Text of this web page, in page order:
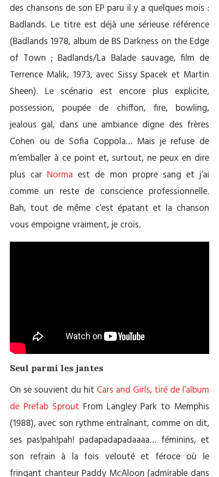
des chansons de son EP paru il y a quelques mois :
Badlands. Le titre est déjà une sérieuse référence
(Badlands 1978, album de BS Darkness on the Edge
of Town ; Badlands/La Balade sauvage, film de
Terrence Malik, 1973, avec Sissy Spacek et Martin
Sheen). Le scénario est encore plus explicite,
possession, poupée de chiffon, fire, bowling,
jealous gal, dans une ambiance digne des frères
Cohen ou de Sofia Coppola… Mais je refuse de
m’emballer à ce point et, surtout, ne peux en dire
plus car Norma est de mon propre sang et j’ai
comme un reste de conscience professionnelle.
Bah, tout de même c’est épatant et la chanson
vous empoigne vraiment, je crois.
Seul parmi les jantes
On se souvient du hit Cars and Girls, tiré de l’album
de Prefab Sprout From Langley Park to Memphis
(1988), avec son rythme entraînant, comme on dit,
ses pas!pah!pah! padapadapadaaaa… féminins, et
son refrain à la fois velouté et féroce où le
fringant chanteur Paddy McAloon (admirable dans